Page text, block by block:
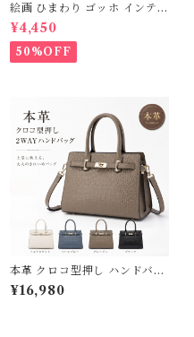
絵画 ひまわり ゴッホ インテリ
ア絵画 油絵 複製画 レプリカ
模写 アートパネル インテリア
壁掛け 風景画 油絵 ポスター
アート アートパネル リビング
り 30×40ｃｍ 送料無料 父の
日 3Qee 993417_ee
¥4,450
50%OFF
本革 クロコ型押し ハンドバッ
グ 2way ショルダーバッグ レ
ディース 斜めがけ 高品質 牛革
¥16,980